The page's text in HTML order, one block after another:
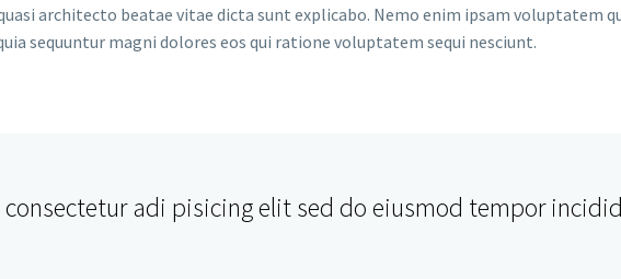
architecto beatae vitae dicta sunt explicabo. Nemo enim ipsam voluptatem
sequuntur magni dolores eos qui ratione voluptatem sequi nesciunt.
adi pisicing elit sed do eiusmod tempor